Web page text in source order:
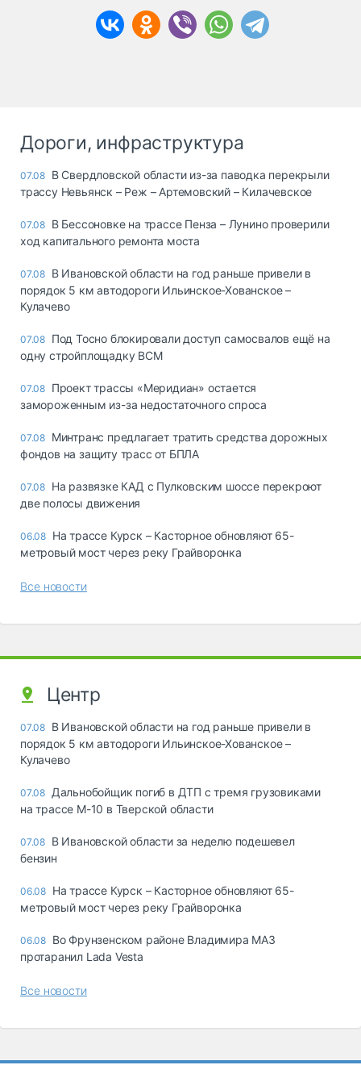
Дороги, инфраструктура
07.08 В Свердловской области из-за паводка перекрыли
трассу Невьянск – Реж – Артемовский – Килачевское
07.08 В Бессоновке на трассе Пенза – Лунино проверили
ход капитального ремонта моста
07.08 В Ивановской области на год раньше привели в
порядок 5 км автодороги Ильинское-Хованское –
Кулачево
07.08 Под Тосно блокировали доступ самосвалов ещё на
одну стройплощадку ВСМ
07.08 Проект трассы «Меридиан» остается
замороженным из-за недостаточного спроса
07.08 Минтранс предлагает тратить средства дорожных
фондов на защиту трасс от БПЛА
07.08 На развязке КАД с Пулковским шоссе перекроют
две полосы движения
06.08 На трассе Курск – Касторное обновляют 65-
метровый мост через реку Грайворонка
Все новости
Центр
07.08 В Ивановской области на год раньше привели в
порядок 5 км автодороги Ильинское-Хованское –
Кулачево
07.08 Дальнобойщик погиб в ДТП с тремя грузовиками
на трассе М-10 в Тверской области
07.08 В Ивановской области за неделю подешевел
бензин
06.08 На трассе Курск – Касторное обновляют 65-
метровый мост через реку Грайворонка
06.08 Во Фрунзенском районе Владимира МАЗ
протаранил Lada Vesta
Все новости